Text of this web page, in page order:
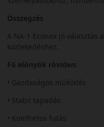
Összegzés
A NA-1 Econex jó választás
közlekedéshez.
Fő előnyök röviden:
• Gazdaságos működés
• Stabil tapadás
• Komfortos futás